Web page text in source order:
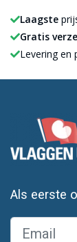
Laagste
Gratis
Levering en
Als eerste